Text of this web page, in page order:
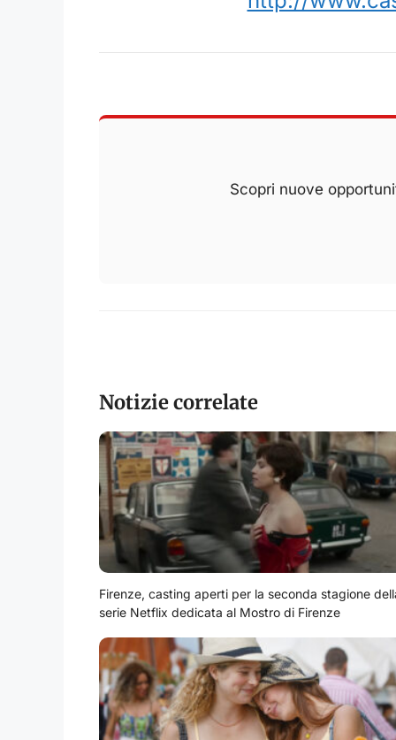
Scopri nuove
Notizie correlate
Firenze, casting aperti per la seconda stagione
serie Netflix dedicata al Mostro di Firenze